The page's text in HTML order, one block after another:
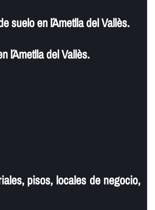
suelo en l´Ametlla del Vallès.
l´Ametlla del Vallès.
pisos, locales de negocio,